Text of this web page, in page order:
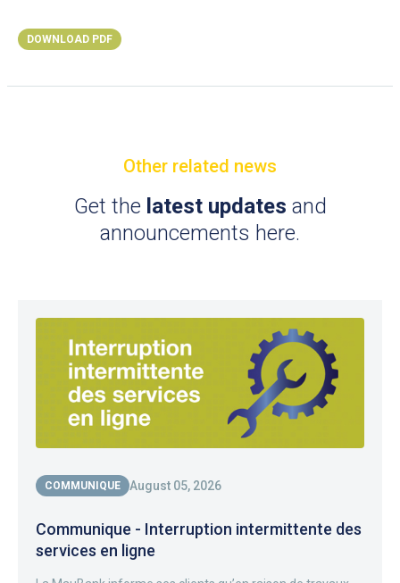
DOWNLOAD PDF
Other related news
Get the latest updates and
announcements here.
COMMUNIQUE August 05, 2026
Communique - Interruption intermittente des
services en ligne